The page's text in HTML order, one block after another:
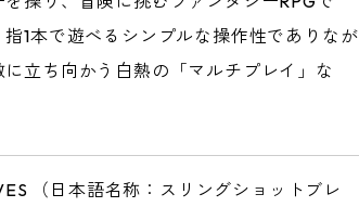
1本で遊べるシンプルな操作性でありなが
立ち向かう白熱の「マルチプレイ」な
（日本語名称：スリングショットブレ